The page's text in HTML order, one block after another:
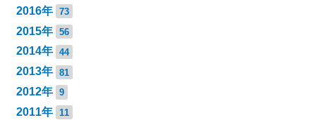
2016年 73
2015年 56
2014年 44
2013年 81
2012年 9
2011年 11